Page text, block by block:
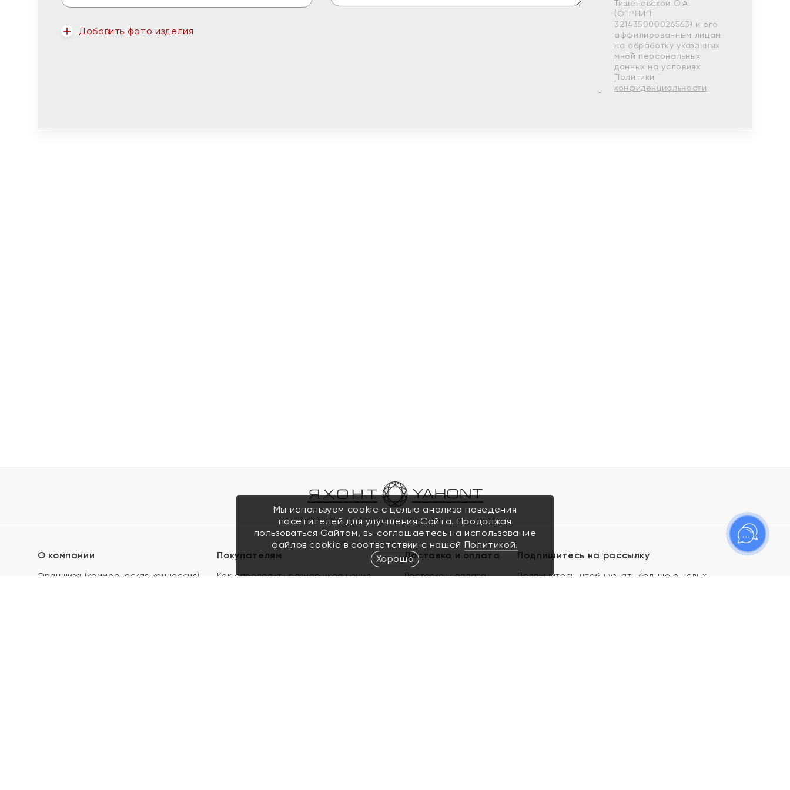
Добавить фото изделия
Тишеновской О.А.
(ОГРНИП
321435000026563) и его
аффилированным лицам
на обработку указанных
мной персональных
данных на условиях
Политики
конфиденциальности
О компании
Франшиза (коммерческая концессия)
Покупателям
Как определить размер украшения
Доставка и оплата
Доставка и оплата
Подпишитесь на рассылку
Подпишитесь, чтобы узнать больше о новых
Мы используем cookie с целью анализа поведения
посетителей для улучшения Сайта. Продолжая
пользоваться Сайтом, вы соглашаетесь на использование
файлов cookie в соответствии с нашей Политикой.
Хорошо